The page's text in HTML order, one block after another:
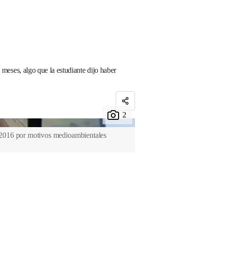
algo que la estudiante dijo haber
por motivos medioambientales